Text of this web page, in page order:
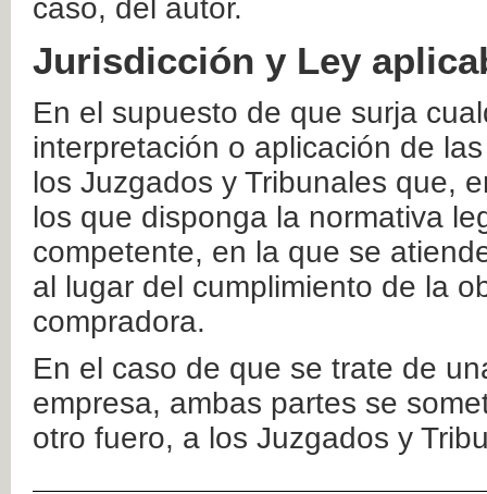
caso, del autor.
Jurisdicción y Ley
En el supuesto de que surja
interpretación o aplicación de
los Juzgados y Tribunales que,
los que disponga la normativa
competente, en la que se
al lugar del cumplimiento de la
compradora.
En el caso de que se trate de
empresa, ambas partes se
otro fuero, a los Juzgados y